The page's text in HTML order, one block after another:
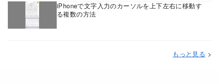
iPhoneで文字入力のカーソルを上下左右に移動す
る複数の方法
もっと見る >